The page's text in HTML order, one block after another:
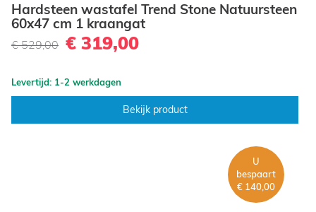
Hardsteen wastafel Trend Stone Natuursteen
60x47 cm 1 kraangat
€ 529,00 € 319,00
Levertijd: 1-2 werkdagen
Bekijk product
U
bespaart
€ 140,00